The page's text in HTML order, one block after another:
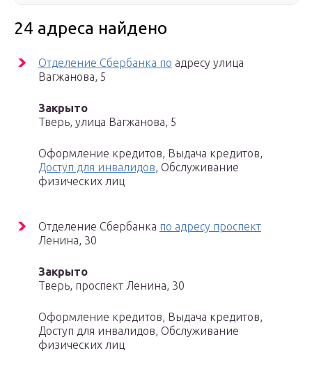
24 адреса найдено
Отделение Сбербанка по адресу улица
Вагжанова, 5
Закрыто
Тверь, улица Вагжанова, 5
Оформление кредитов, Выдача кредитов,
Доступ для инвалидов, Обслуживание
физических лиц
Отделение Сбербанка по адресу проспект
Ленина, 30
Закрыто
Тверь, проспект Ленина, 30
Оформление кредитов, Выдача кредитов,
Доступ для инвалидов, Обслуживание
физических лиц